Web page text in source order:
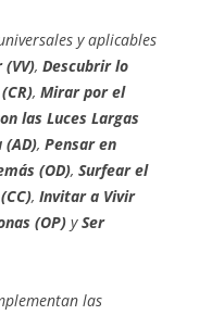
y aplicables
(VV), Descubrir lo
, Mirar por el
las Luces Largas
(AD), Pensar en
(OD), Surfear el
, Invitar a Vivir
(OP) ySer
las